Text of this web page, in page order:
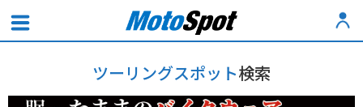
ツーリングスポット検索